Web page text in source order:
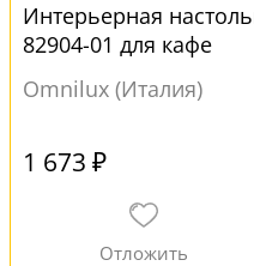
Интерьерная
82904-01 для кафе
Omnilux (Италия)
1 673 ₽